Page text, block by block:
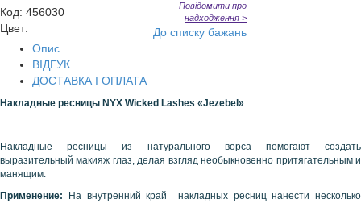
Код: 456030
Цвет:
Повідомити про
надходження >
До списку бажань
Опис
ВІДГУК
ДОСТАВКА І ОПЛАТА
Накладные ресницы NYX Wicked Lashes «Jezebel»
Накладные ресницы из натурального ворса помогают создать
выразительный макияж глаз, делая взгляд необыкновенно притягательным и
манящим.
Применение:
На внутренний край накладных ресниц нанести несколько